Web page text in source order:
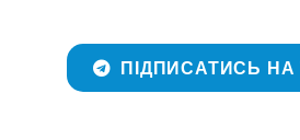
ПІДПИСАТИСЬ НА